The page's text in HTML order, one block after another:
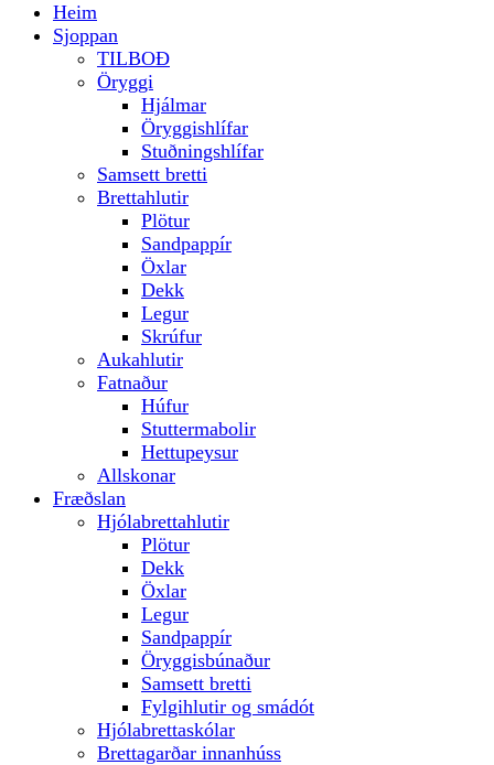
Heim
Sjoppan
TILBOÐ
Öryggi
Hjálmar
Öryggishlífar
Stuðningshlífar
Samsett bretti
Brettahlutir
Plötur
Sandpappír
Öxlar
Dekk
Legur
Skrúfur
Aukahlutir
Fatnaður
Húfur
Stuttermabolir
Hettupeysur
Allskonar
Fræðslan
Hjólabrettahlutir
Plötur
Dekk
Öxlar
Legur
Sandpappír
Öryggisbúnaður
Samsett bretti
Fylgihlutir og smádót
Hjólabrettaskólar
Brettagarðar innanhúss